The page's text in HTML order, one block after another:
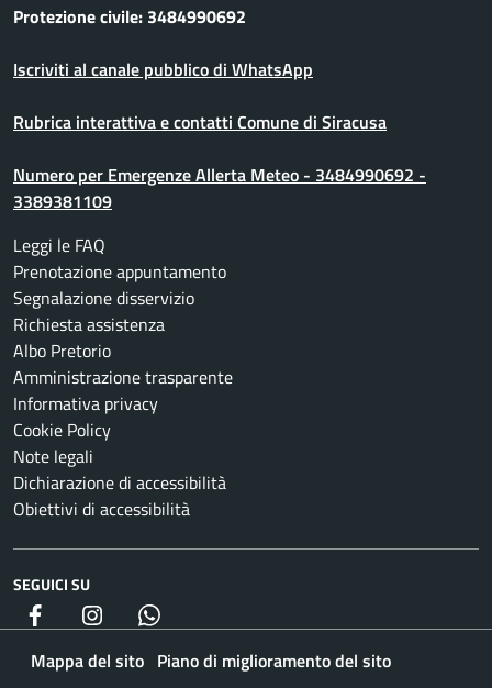
Protezione civile: 3484990692
Iscriviti al canale pubblico di WhatsApp
Rubrica interattiva e contatti Comune di Siracusa
Numero per Emergenze Allerta Meteo - 3484990692 -
3389381109
Leggi le FAQ
Prenotazione appuntamento
Segnalazione disservizio
Richiesta assistenza
Albo Pretorio
Amministrazione trasparente
Informativa privacy
Cookie Policy
Note legali
Dichiarazione di accessibilità
Obiettivi di accessibilità
SEGUICI SU
Facebook Instagram
Mappa del sito Piano di miglioramento del sito